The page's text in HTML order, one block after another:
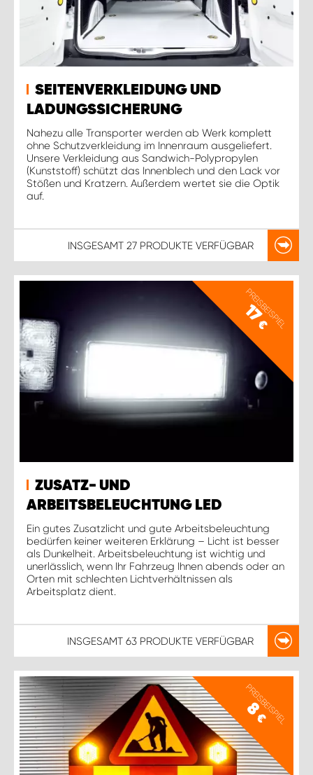
SEITENVERKLEIDUNG UND
LADUNGSSICHERUNG
Nahezu alle Transporter werden ab Werk komplett
ohne Schutzverkleidung im Innenraum ausgeliefert.
Unsere Verkleidung aus Sandwich-Polypropylen
(Kunststoff) schützt das Innenblech und den Lack vor
Stößen und Kratzern. Außerdem wertet sie die Optik
auf.
INSGESAMT 27 PRODUKTE VERFÜGBAR
PREISBEISPIEL
17
€
ZUSATZ- UND
ARBEITSBELEUCHTUNG LED
Ein gutes Zusatzlicht und gute Arbeitsbeleuchtung
bedürfen keiner weiteren Erklärung – Licht ist besser
als Dunkelheit. Arbeitsbeleuchtung ist wichtig und
unerlässlich, wenn Ihr Fahrzeug Ihnen abends oder an
Orten mit schlechten Lichtverhältnissen als
Arbeitsplatz dient.
INSGESAMT 63 PRODUKTE VERFÜGBAR
PREISBEISPIEL
8
€